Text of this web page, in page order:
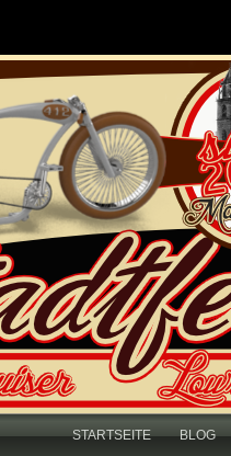
STARTSEITE BLOG